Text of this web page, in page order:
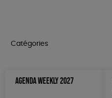
Catégories
Par défaut
AGENDA WEEKLY 2027